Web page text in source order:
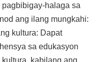
halaga sa
ang ilang mungkahi:
kultura: Dapat
sa edukasyon